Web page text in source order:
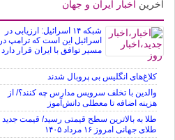
آخرین اخبار ایران و جهان
شبکه ۱۴ اسرائیل: ارزیابی در
اسرائیل این است که ترامپ در
مسیر توافق با ایران قرار دارد
کلاغ‌های انگلیس بی پروبال شدند
والدین با تخلف سرویس مدارس چه کنند؟/ از
هزینه اضافه تا معطلی دانش‌آموز
طلا به بالاترین سطح قیمتی رسید/ قیمت جدید
طلای جهانی امروز ۱۶ مرداد ۱۴۰۵